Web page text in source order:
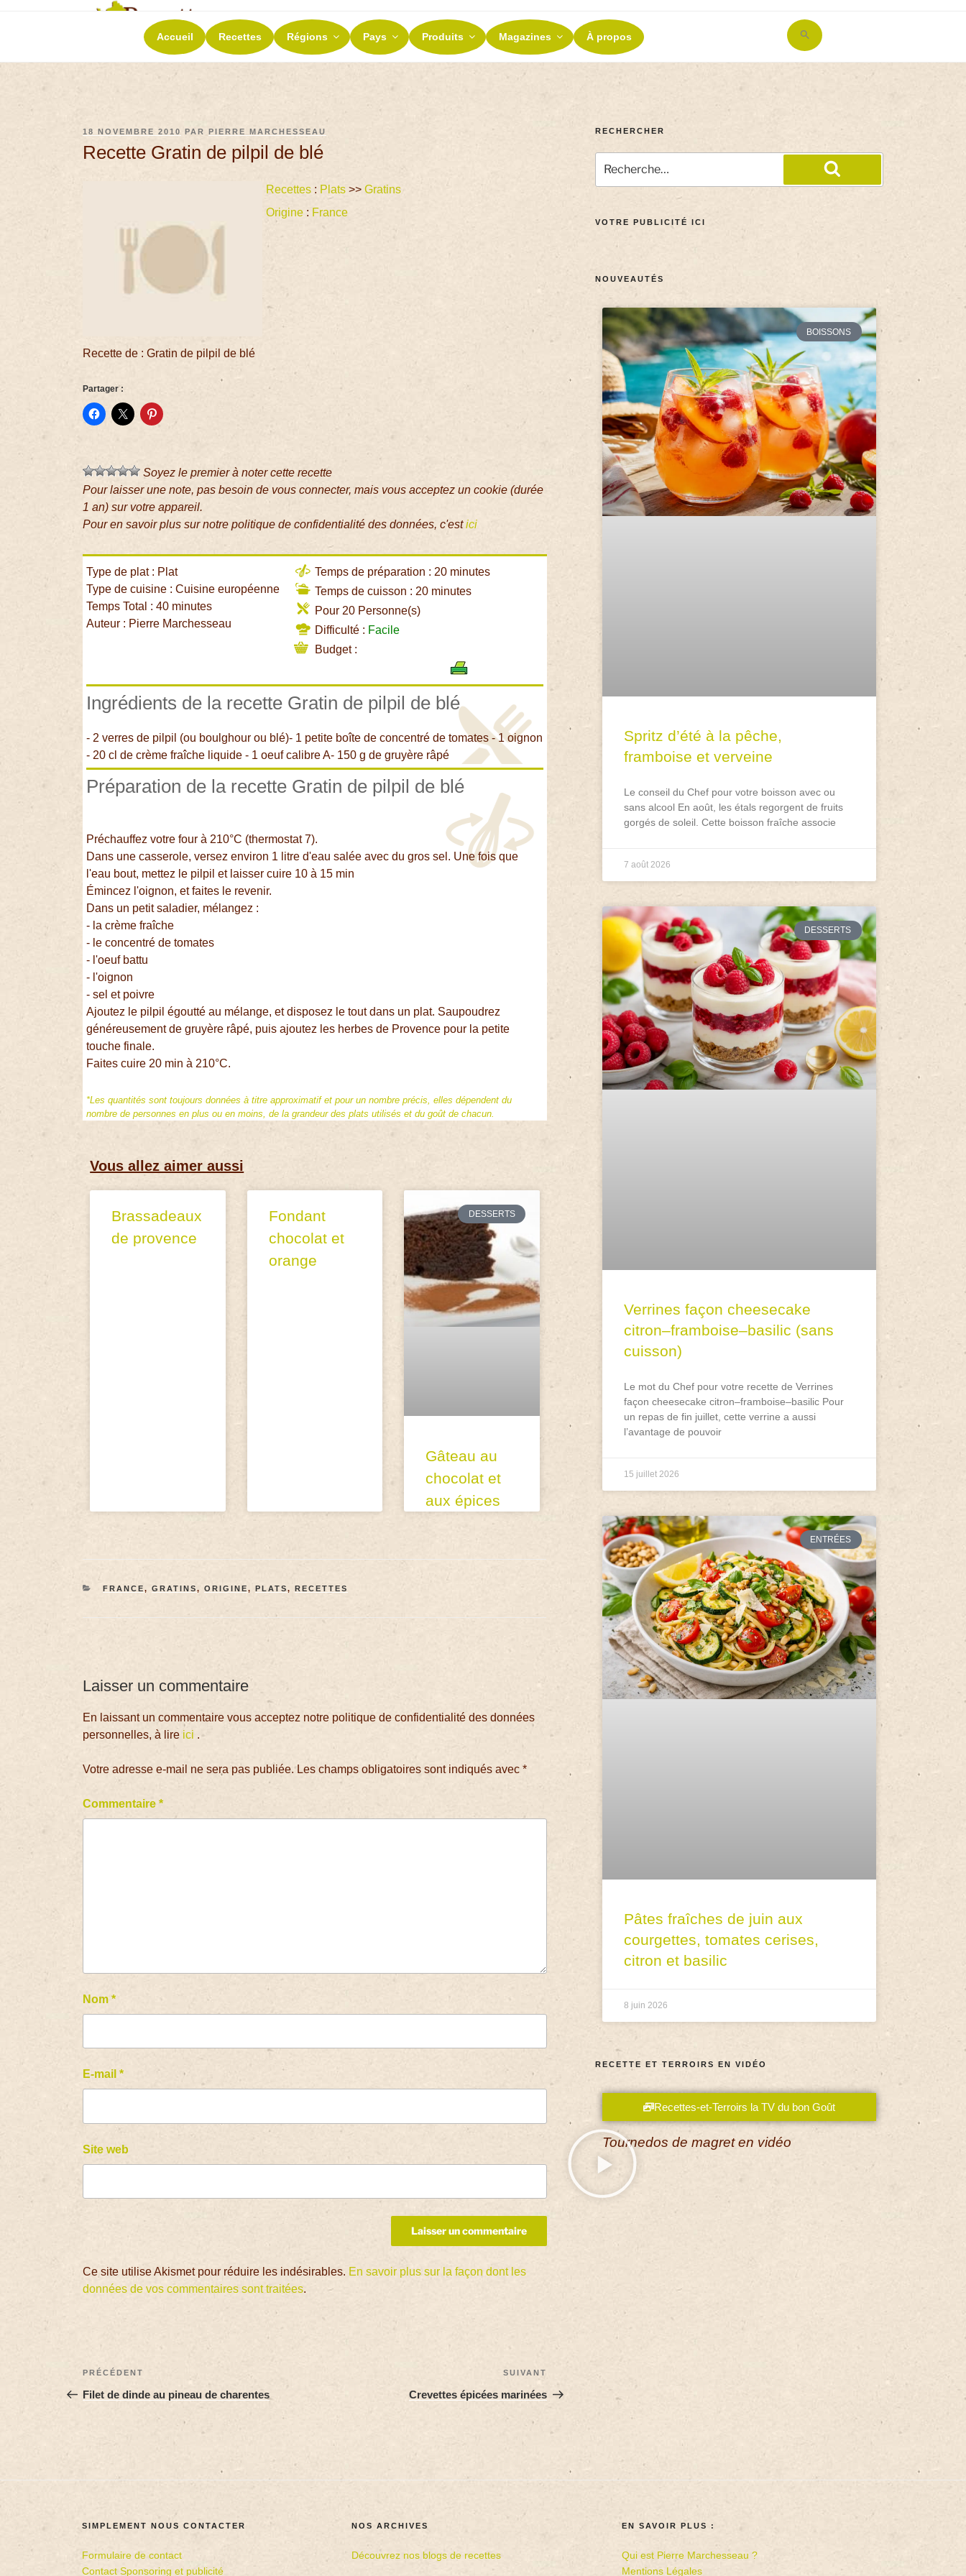
RECETTES ET TERROIRS
La richesse de nos terroirs
Accueil Recettes Régions Pays Produits Magazines À propos
Search
for:
18 NOVEMBRE 2010 PARPIERRE MARCHESSEAU
Recette Gratin de pilpil de blé
Recettes : Plats >>Gratins
Origine : France
Recette de : Gratin de pilpil de blé
Partager :
Soyez le premier à noter cette recette
Pour laisser une note, pas besoin de vous connecter, mais vous acceptez un cookie (durée
1 an) sur votre appareil.
Pour en savoir plus sur notre politique de confidentialité des données, c'estici
Type de plat : Plat
Type de cuisine : Cuisine européenne
Temps Total : 40 minutes
Auteur : Pierre Marchesseau
Temps de préparation : 20 minutes
Temps de cuisson : 20 minutes
Pour 20 Personne(s)
Difficulté : Facile
Budget :
Ingrédients de la recette Gratin de pilpil de blé
- 2 verres de pilpil (ou boulghour ou blé)- 1 petite boîte de concentré de tomates - 1 oignon
- 20 cl de crème fraîche liquide - 1 oeuf calibre A- 150 g de gruyère râpé
Préparation de la recette Gratin de pilpil de blé
Préchauffez votre four à 210°C (thermostat 7).
Dans une casserole, versez environ 1 litre d'eau salée avec du gros sel. Une fois que
l'eau bout, mettez le pilpil et laisser cuire 10 à 15 min
Émincez l'oignon, et faites le revenir.
Dans un petit saladier, mélangez :
- la crème fraîche
- le concentré de tomates
- l'oeuf battu
- l'oignon
- sel et poivre
Ajoutez le pilpil égoutté au mélange, et disposez le tout dans un plat. Saupoudrez
généreusement de gruyère râpé, puis ajoutez les herbes de Provence pour la petite
touche finale.
Faites cuire 20 min à 210°C.
*Les quantités sont toujours données à titre approximatif et pour un nombre précis, elles dépendent du
nombre de personnes en plus ou en moins, de la grandeur des plats utilisés et du goût de chacun.
Vous allez aimer aussi
Brassadeaux
de provence
Fondant
chocolat et
orange
DESSERTS
Gâteau au
chocolat et
aux épices
FRANCE, GRATINS, ORIGINE, PLATS, RECETTES
Laisser un commentaire
En laissant un commentaire vous acceptez notre politique de confidentialité des données
personnelles, à lire ici .
Votre adresse e-mail ne sera pas publiée. Les champs obligatoires sont indiqués avec*
Commentaire*
Nom*
E-mail*
Site web
Ce site utilise Akismet pour réduire les indésirables. En savoir plus sur la façon dont les
données de vos commentaires sont traitées.
PRÉCÉDENT
Filet de dinde au pineau de charentes
SUIVANT
Crevettes épicées marinées
RECHERCHER
VOTRE PUBLICITÉ ICI
NOUVEAUTÉS
BOISSONS
Spritz d’été à la pêche,
framboise et verveine
Le conseil du Chef pour votre boisson avec ou
sans alcool En août, les étals regorgent de fruits
gorgés de soleil. Cette boisson fraîche associe
7 août 2026
DESSERTS
Verrines façon cheesecake
citron–framboise–basilic (sans
cuisson)
Le mot du Chef pour votre recette de Verrines
façon cheesecake citron–framboise–basilic Pour
un repas de fin juillet, cette verrine a aussi
l’avantage de pouvoir
15 juillet 2026
ENTRÉES
Pâtes fraîches de juin aux
courgettes, tomates cerises,
citron et basilic
8 juin 2026
RECETTE ET TERROIRS EN VIDÉO
Recettes-et-Terroirs la TV du bon Goût
Tournedos de magret en vidéo
SIMPLEMENT NOUS CONTACTER
Formulaire de contact
Contact Sponsoring et publicité
NOS ARCHIVES
Découvrez nos blogs de recettes
EN SAVOIR PLUS :
Qui est Pierre Marchesseau ?
Mentions Légales